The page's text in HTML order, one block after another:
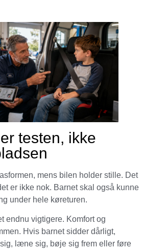
testen, ikke
mens bilen holder stille. Det
er ikke nok. Barnet skal også kunne
under hele køreturen.
endnu vigtigere. Komfort og
Hvis barnet sidder dårligt,
læne sig, bøje sig frem eller føre